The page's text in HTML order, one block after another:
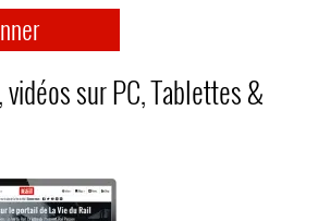
sur PC, Tablettes &